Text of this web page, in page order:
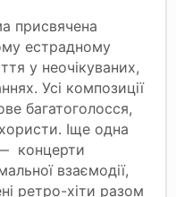
присвячена
естрадному
у неочікуваних,
Усі композиції
багатоголосся,
Іще одна
концерти
взаємодії,
ретро-хіти разом